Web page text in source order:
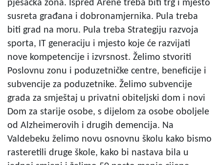
pješačka zona. Ispred Arene treba biti trg i mjesto
susreta građana i dobronamjernika. Pula treba
biti grad na moru. Pula treba Strategiju razvoja
sporta, IT generaciju i mjesto koje će razvijati
nove kompetencije i izvrsnost. Želimo stvoriti
Poslovnu zonu i poduzetničke centre, beneficije i
subvencije za poduzetnike. Želimo subvencije
grada za smještaj u privatni obiteljski dom i novi
Dom za starije osobe, s dijelom za osobe oboljele
od Alzheimerovih i drugih demencija. Na
Valdebeku želimo novu osnovnu školu kako bismo
rasteretili druge škole, kako bi nastava bila u